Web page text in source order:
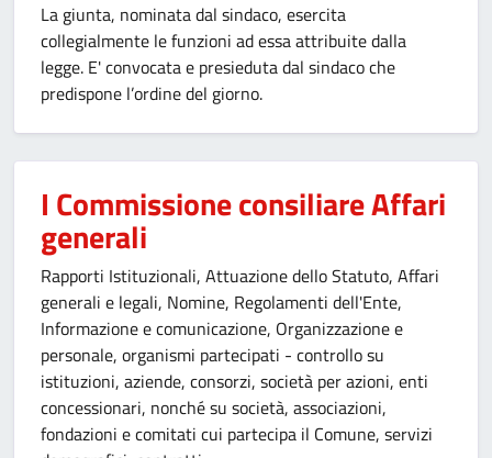
La giunta, nominata dal sindaco, esercita
collegialmente le funzioni ad essa attribuite dalla
legge. E' convocata e presieduta dal sindaco che
predispone l’ordine del giorno.
I Commissione consiliare Affari
generali
Rapporti Istituzionali, Attuazione dello Statuto, Affari
generali e legali, Nomine, Regolamenti dell'Ente,
Informazione e comunicazione, Organizzazione e
personale, organismi partecipati - controllo su
istituzioni, aziende, consorzi, società per azioni, enti
concessionari, nonché su società, associazioni,
fondazioni e comitati cui partecipa il Comune, servizi